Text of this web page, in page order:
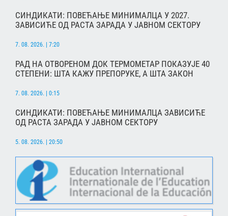
СИНДИКАТИ: ПОВЕЋАЊЕ МИНИМАЛЦА У 2027.
ЗАВИСИЋЕ ОД РАСТА ЗАРАДА У ЈАВНОМ СЕКТОРУ
7. 08. 2026. | 7:20
РАД НА ОТВОРЕНОМ ДОК ТЕРМОМЕТАР ПОКАЗУЈЕ 40
СТЕПЕНИ: ШТА КАЖУ ПРЕПОРУКЕ, А ШТА ЗАКОН
7. 08. 2026. | 0:15
СИНДИКАТИ: ПОВЕЋАЊЕ МИНИМАЛЦА ЗАВИСИЋЕ
ОД РАСТА ЗАРАДА У ЈАВНОМ СЕКТОРУ
5. 08. 2026. | 20:50